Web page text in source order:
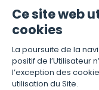
GRÉGORY CASTELLI
Ce site web
cookies
La poursuite de la
positif de l’Utilisateur
l’exception des
utilisation du Site.